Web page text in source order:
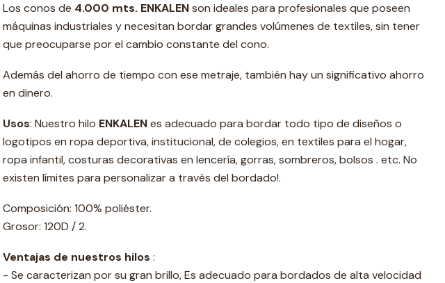
Los conos de 4.000 mts. ENKALENson ideales para profesionales que poseen
máquinas industriales y necesitan bordar grandes volúmenes de textiles, sin tener
que preocuparse por el cambio constante del cono.
Además del ahorro de tiempo con ese metraje, también hay un significativo ahorro
en dinero.
Usos: Nuestro hilo ENKALENes adecuado para bordar todo tipo de diseños o
logotipos en ropa deportiva, institucional, de colegios, en textiles para el hogar,
ropa infantil, costuras decorativas en lencería, gorras, sombreros, bolsos . etc. No
existen límites para personalizar a través del bordado!.
Composición: 100% poliéster.
Grosor: 120D / 2.
Ventajas de nuestros hilos :
- Se caracterizan por su gran brillo, Es adecuado para bordados de alta velocidad